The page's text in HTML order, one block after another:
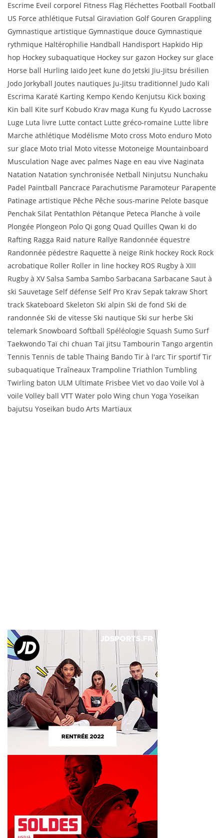
Escrime Eveil corporel Fitness Flag Fléchettes Football Football
US Force athlétique Futsal Giraviation Golf Gouren Grappling
Gymnastique artistique Gymnastique douce Gymnastique
rythmique Haltérophilie Handball Handisport Hapkido Hip
hop Hockey subaquatique Hockey sur gazon Hockey sur glace
Horse ball Hurling Iaïdo Jeet kune do Jetski Jiu-Jitsu brésilien
Jodo Jorkyball Joutes nautiques Ju-Jitsu traditionnel Judo Kali
Escrima Karaté Karting Kempo Kendo Kenjutsu Kick boxing
Kin ball Kite surf Kobudo Krav maga Kung fu Kyudo Lacrosse
Luge Luta livre Lutte contact Lutte gréco-romaine Lutte libre
Marche athlétique Modélisme Moto cross Moto enduro Moto
sur glace Moto trial Moto vitesse Motoneige Mountainboard
Musculation Nage avec palmes Nage en eau vive Naginata
Natation Natation synchronisée Netball Ninjutsu Nunchaku
Padel Paintball Pancrace Parachutisme Paramoteur Parapente
Patinage artistique Pêche Pêche sous-marine Pelote basque
Penchak Silat Pentathlon Pétanque Peteca Planche à voile
Plongée Plongeon Polo Qi gong Quad Quilles Qwan ki do
Rafting Ragga Raid nature Rallye Randonnée équestre
Randonnée pédestre Raquette à neige Rink hockey Rock Rock
acrobatique Roller Roller in line hockey ROS Rugby à XIII
Rugby à XV Salsa Samba Sambo Sarbacana Sarbacane Saut à
ski Sauvetage Self défense Self Pro Krav Sepak takraw Short
track Skateboard Skeleton Ski alpin Ski de fond Ski de
randonnée Ski de vitesse Ski nautique Ski sur herbe Ski
telemark Snowboard Softball Spéléologie Squash Sumo Surf
Taekwondo Taï chi chuan Taï jitsu Tambourin Tango argentin
Tennis Tennis de table Thaing Bando Tir à l'arc Tir sportif Tir
subaquatique Traîneaux Trampoline Triathlon Tumbling
Twirling baton ULM Ultimate Frisbee Viet vo dao Voile Vol à
voile Volley ball VTT Water polo Wing chun Yoga Yoseikan
bajutsu Yoseikan budo Arts Martiaux